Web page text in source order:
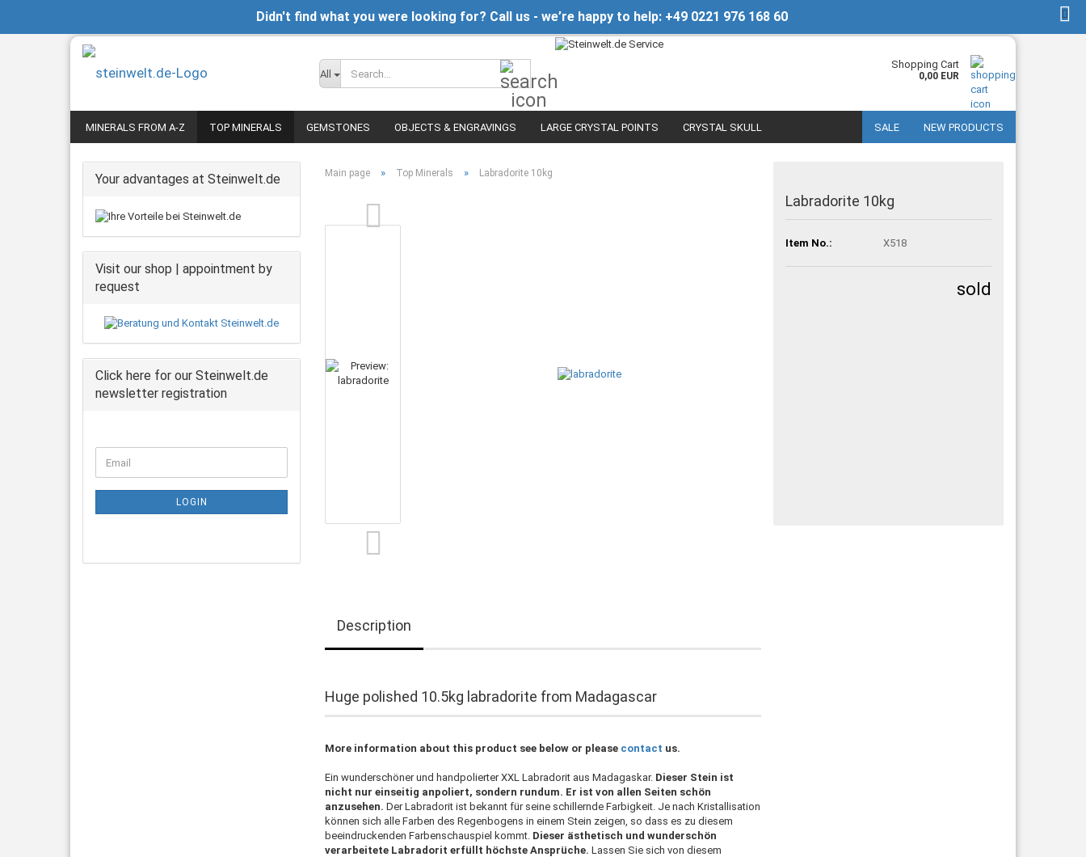
All
Shopping Cart
0,00 EUR
Didn't find what you were looking for? Call us - we’re happy to help: +49 0221 976 168 60
MINERALS FROM A-Z TOP MINERALS GEMSTONES OBJECTS & ENGRAVINGS LARGE CRYSTAL POINTS CRYSTAL SKULL SALE NEW PRODUCTS
Main page » Top Minerals » Labradorite 10kg
Labradorite 10kg
Item No.: X518
sold
Description
Huge polished 10.5kg labradorite from Madagascar
More information about this product see below or please contact us.
Ein wunderschöner und handpolierter XXL Labradorit aus Madagaskar. Dieser Stein ist
nicht nur einseitig anpoliert, sondern rundum. Er ist von allen Seiten schön
anzusehen. Der Labradorit ist bekannt für seine schillernde Farbigkeit. Je nach Kristallisation
können sich alle Farben des Regenbogens in einem Stein zeigen, so dass es zu diesem
beeindruckenden Farbenschauspiel kommt. Dieser ästhetisch und wunderschön
verarbeitete Labradorit erfüllt höchste Ansprüche. Lassen Sie sich von diesem
Your advantages at Steinwelt.de
Visit our shop | appointment by
request
Click here for our Steinwelt.de
newsletter registration
TO
PAGE
Email
LOGIN